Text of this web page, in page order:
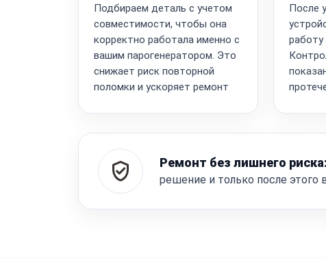
Подбираем деталь с учетом
совместимости, чтобы она
корректно работала именно с
вашим парогенератором. Это
снижает риск повторной
поломки и ускоряет ремонт
После
работу
Ремонт без лишнего риска:
решение и только после этого